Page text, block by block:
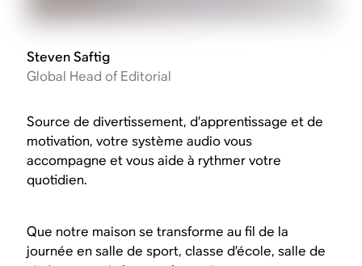
Steven Saftig
Global Head of Editorial
Source de divertissement, d’apprentissage et de
motivation, votre système audio vous
accompagne et vous aide à rythmer votre
quotidien.
Que notre maison se transforme au fil de la
journée en salle de sport, classe d’école, salle de